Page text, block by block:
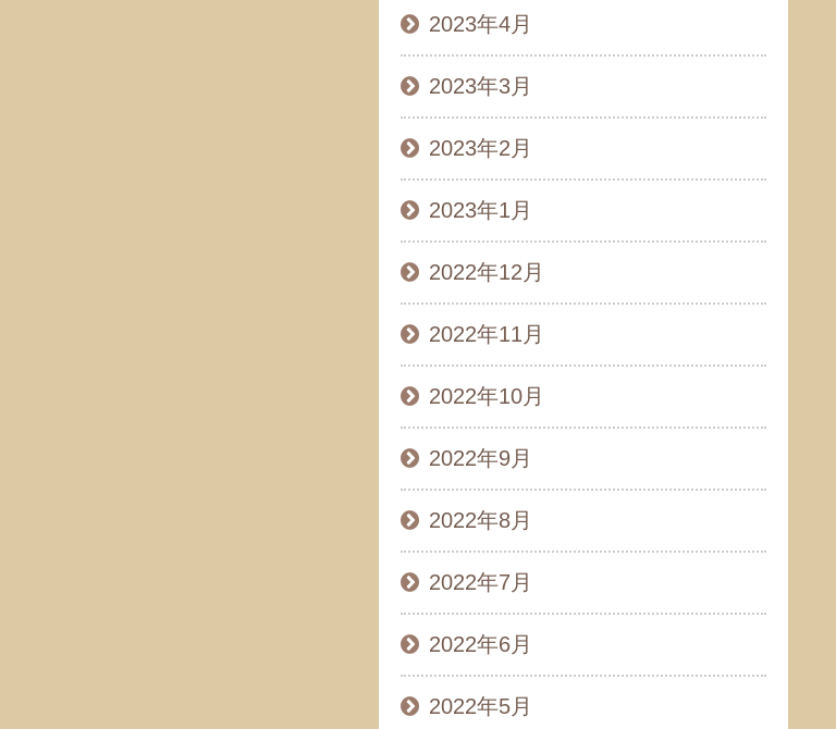
2023年4月
2023年3月
2023年2月
2023年1月
2022年12月
2022年11月
2022年10月
2022年9月
2022年8月
2022年7月
2022年6月
2022年5月